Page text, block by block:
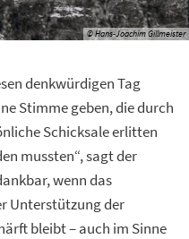
© Hans-Joachim Gillmeister
denkwürdigen Tag
Stimme geben, die durch
Schicksale erlitten
mussten“, sagt der
wenn das
Unterstützung der
bleibt – auch im Sinne